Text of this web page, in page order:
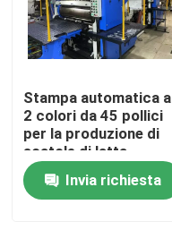
Latta utilizzata che
Quadrato
Macchina per
Macchinario facile
Stampa automatica a
2 colori da 45 pollici
per la produzione di
scatole di latta
Invia richiesta